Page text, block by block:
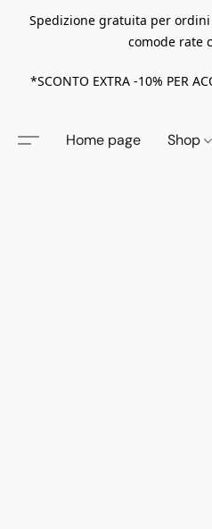
Spedizione gratuita per ordini
comode rate
*SCONTO EXTRA -10% PER
Home page Shop